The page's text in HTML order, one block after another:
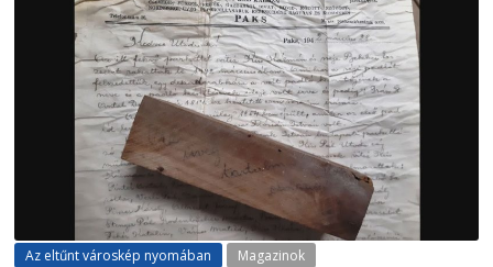
Az eltűnt városkép nyomában Magazinok